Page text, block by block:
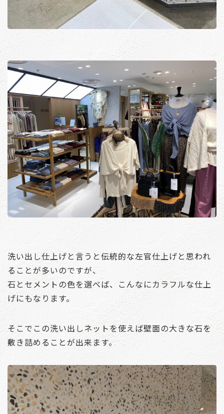
洗い出し仕上げと言うと伝統的な左官仕上げと思われ
ることが多いのですが、
石とセメントの色を選べば、こんなにカラフルな仕上
げにもなります。
そこでこの洗い出しネットを使えば壁面の大きな石を
敷き詰めることが出来ます。